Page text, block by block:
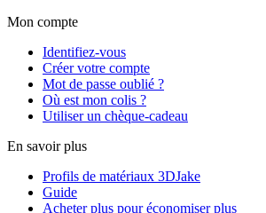
Mon compte
Identifiez-vous
Créer votre compte
Mot de passe oublié ?
Où est mon colis ?
Utiliser un chèque-cadeau
En savoir plus
Profils de matériaux 3DJake
Guide
Acheter plus pour économiser plus